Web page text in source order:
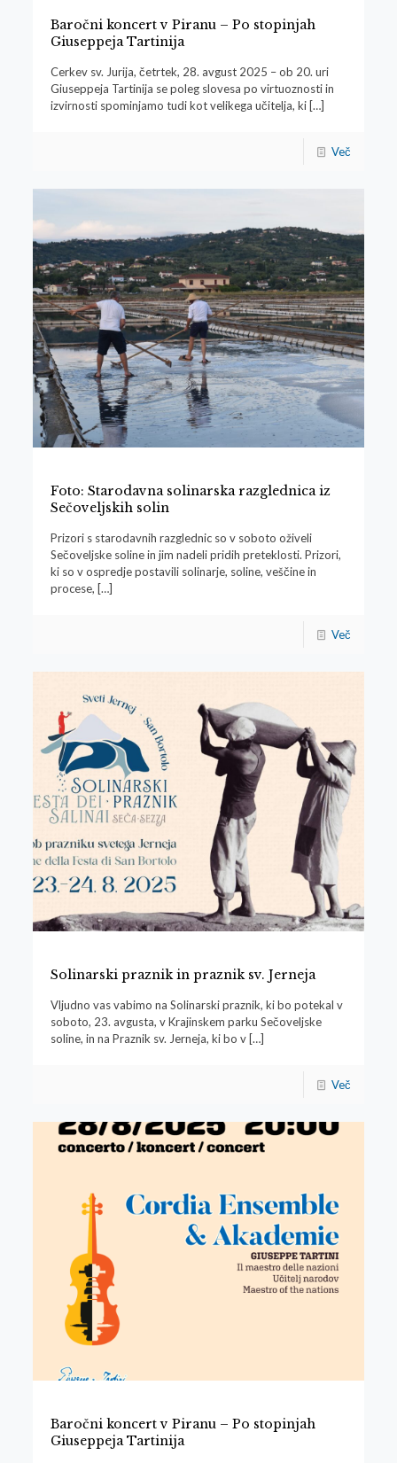
Baročni koncert v Piranu – Po stopinjah
Giuseppeja Tartinija
Cerkev sv. Jurija, četrtek, 28. avgust 2025 – ob 20. uri
Giuseppeja Tartinija se poleg slovesa po virtuoznosti in
izvirnosti spominjamo tudi kot velikega učitelja, ki[…]
Več
Foto: Starodavna solinarska razglednica iz
Sečoveljskih solin
Prizori s starodavnih razglednic so v soboto oživeli
Sečoveljske soline in jim nadeli pridih preteklosti. Prizori,
ki so v ospredje postavili solinarje, soline, veščine in
procese, […]
Več
Solinarski praznik in praznik sv. Jerneja
Vljudno vas vabimo na Solinarski praznik, ki bo potekal v
soboto, 23. avgusta, v Krajinskem parku Sečoveljske
soline, in na Praznik sv. Jerneja, ki bo v[…]
Več
Baročni koncert v Piranu – Po stopinjah
Giuseppeja Tartinija